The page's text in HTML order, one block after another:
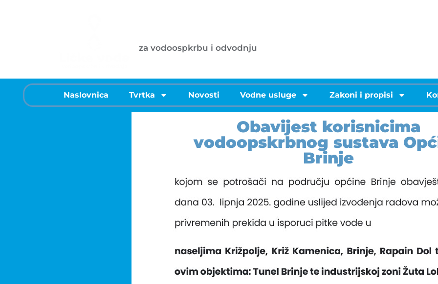
za vodoospkrbu i odvodnju
Naslovnica Tvrtka Novosti Vodne usluge Zakoni i propisi
Obavijest korisnicima
vodoopskrbnog sustava
Brinje